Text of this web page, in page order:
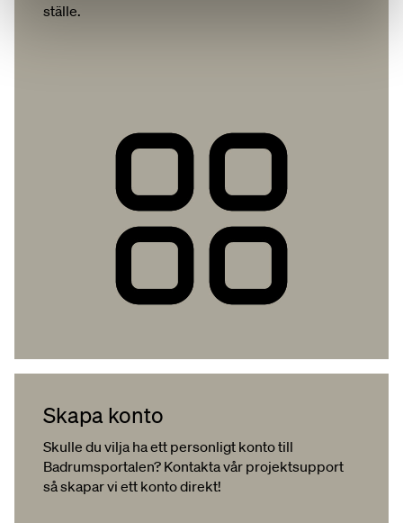
ställe.
Skapa konto
Skulle du vilja ha ett personligt konto till
Badrumsportalen? Kontakta vår projektsupport
så skapar vi ett konto direkt!